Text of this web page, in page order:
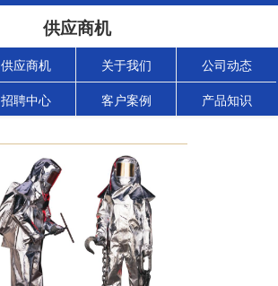
供应商机
供应商机 关于我们 公司动态
招聘中心 客户案例 产品知识